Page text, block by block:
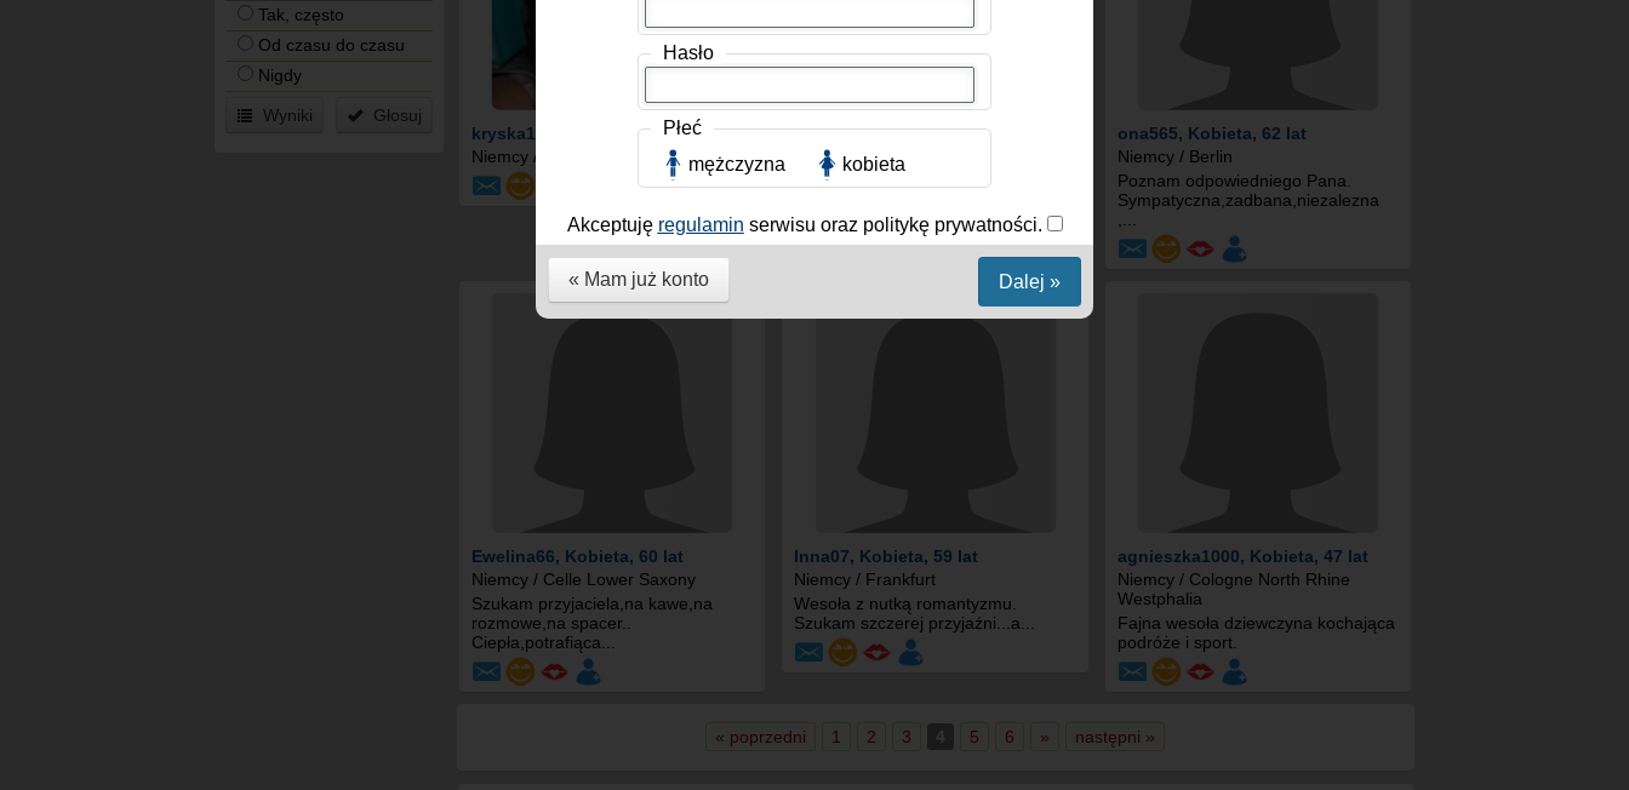
Tak, często
Od czasu do czasu
Nigdy
Wyniki Głosuj
kryska1
, Kobieta, 69 lat
Niemcy / Saarbrucken Saarland
TeresaJadviga, Kobieta, 40 lat
Niemcy / Hechingen
Jestem optymistą. Jestem
ona565, Kobieta, 62 lat
Niemcy / Berlin
Poznam odpowiedniego Pana.
Sympatyczna,zadbana,niezalezna
Ewelina66, Kobieta, 60 lat
Niemcy / Celle Lower Saxony
Szukam przyjaciela,na kawe,na
rozmowe,na spacer..
Ciepła,potrafiąca...
Inna07, Kobieta, 59 lat
Niemcy / Frankfurt
Wesoła z nutką romantyzmu.
Szukam szczerej przyjaźni...a...
agnieszka1000, Kobieta, 47 lat
Niemcy / Cologne North Rhine
Westphalia
Fajna wesoła dziewczyna kochająca
podróże i sport.
« poprzedni 1 2 3 4 5 6 » następni »
Hasło
Płeć
mężczyzna
kobieta
Akceptuję regulamin serwisu oraz politykę prywatności.
« Mam już konto Dalej »